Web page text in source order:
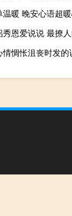
暖 晚安心语超
恩爱说说 最撩